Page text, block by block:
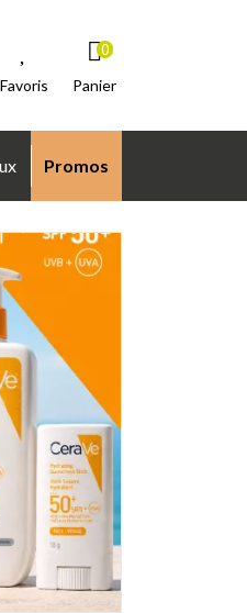
Favoris Panier
0
Promos